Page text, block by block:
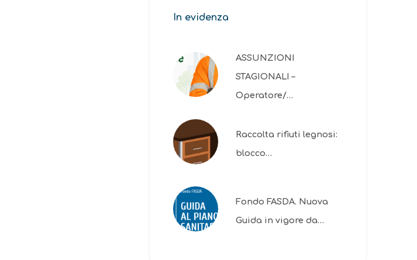
In evidenza
ASSUNZIONI
STAGIONALI –
Operatore/…
Raccolta rifiuti legnosi:
blocco…
Fondo FASDA. Nuova
Guida in vigore da…